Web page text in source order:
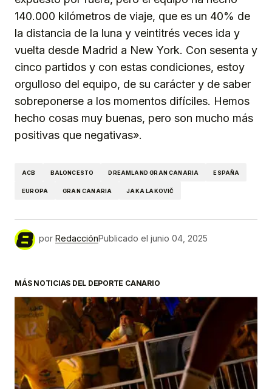
140.000 kilómetros de viaje, que es un 40% de
la distancia de la luna y veintitrés veces ida y
vuelta desde Madrid a New York. Con sesenta y
cinco partidos y con estas condiciones, estoy
orgulloso del equipo, de su carácter y de saber
sobreponerse a los momentos difíciles. Hemos
hecho cosas muy buenas, pero son mucho más
positivas que negativas».
ACB BALONCESTO DREAMLAND GRAN CANARIA ESPAÑA
EUROPA GRAN CANARIA JAKA LAKOVIČ
por RedacciónPublicado el junio 04, 2025
MÁS NOTICIAS DEL DEPORTE CANARIO